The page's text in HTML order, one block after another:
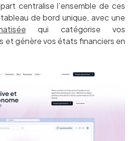
centralise l’ensemble de ces
de bord unique, avec une
qui catégorise vos
et génère vos états financiers en